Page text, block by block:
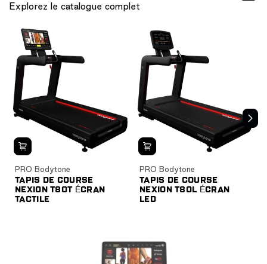
Explorez le catalogue complet
NEXION
CARDIO
CARDIO HIIT
PRO Bodytone
TAPIS DE COURSE
NEXION T80T ÉCRAN
TACTILE
PRO Bodytone
TAPIS DE COURSE
NEXION T80L ÉCRAN
LED